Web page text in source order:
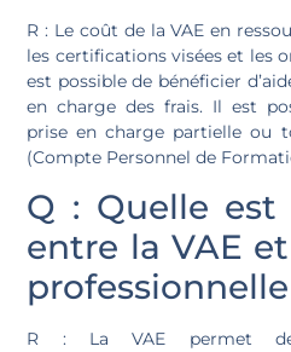
R : Le coût de la VAE en
les certifications visées et les
est possible de bénéficier
en charge des frais. Il est
prise en charge partielle ou
(Compte Personnel de
Q : Quelle
entre la VAE
R : La VAE permet de